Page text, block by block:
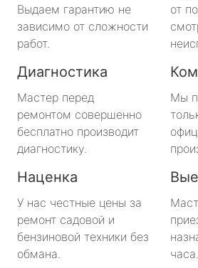
Выдаем гарантию не
зависимо от сложности
работ.
от
Диагностика
Мастер перед
ремонтом совершенно
бесплатно производит
диагностику.
Мы
Наценка
У нас честные цены за
ремонт садовой и
бензиновой техники без
обмана.
часа.